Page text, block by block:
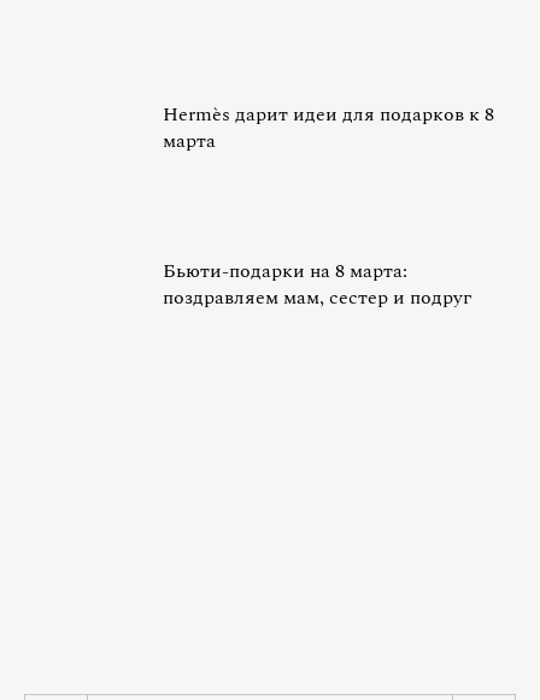
Hermès дарит идеи для подарков к 8
марта
Бьюти-подарки на 8 марта:
поздравляем мам, сестер и подруг